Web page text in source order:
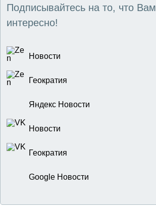
Подписывайтесь на то, что Вам
интересно!
Новости
Геократия
Яндекс Новости
Новости
Геократия
Google Новости